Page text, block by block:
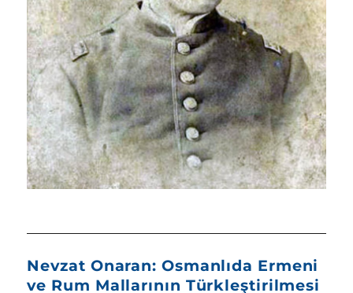
Nevzat Onaran: Osmanlıda Ermeni
ve Rum Mallarının Türkleştirilmesi